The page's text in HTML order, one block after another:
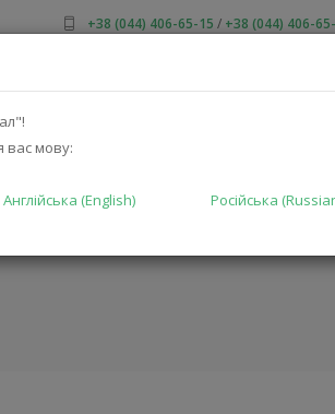
вас мову:
Англійська (English)
Російська
+38 (044) 406-65-15 / +38 (044) 406-